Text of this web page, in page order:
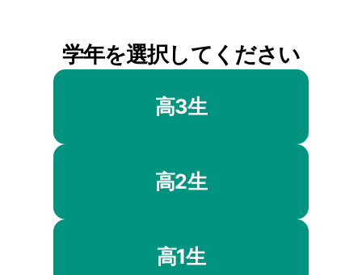
学年を選択してください
高3生
高2生
高1生